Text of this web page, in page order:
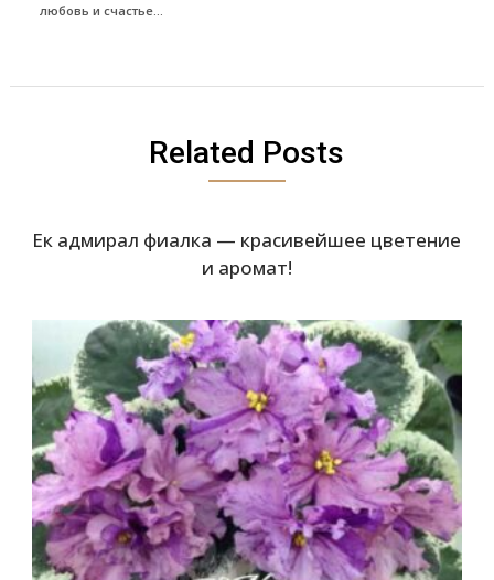
любовь и счастье...
Related Posts
Ек адмирал фиалка — красивейшее цветение
и аромат!